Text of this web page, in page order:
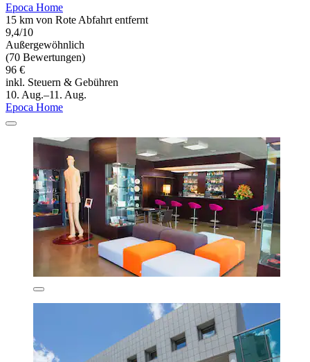
Epoca Home
15 km von Rote Abfahrt entfernt
9,4/10
Außergewöhnlich
(70 Bewertungen)
96 €
inkl. Steuern & Gebühren
10. Aug.–11. Aug.
Epoca Home